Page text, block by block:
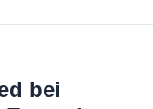
bei